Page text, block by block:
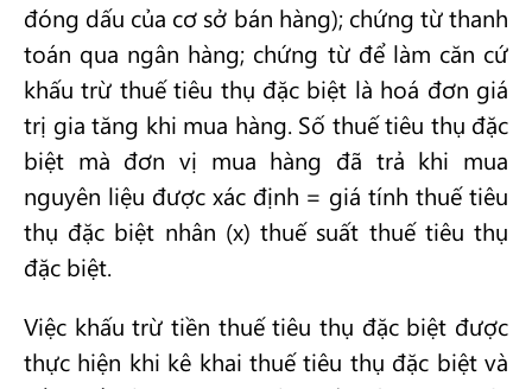
đóng dấu của cơ sở bán hàng); chứng từ thanh
toán qua ngân hàng; chứng từ để làm căn cứ
khấu trừ thuế tiêu thụ đặc biệt là hoá đơn giá
trị gia tăng khi mua hàng. Số thuế tiêu thụ đặc
biệt mà đơn vị mua hàng đã trả khi mua
nguyên liệu được xác định = giá tính thuế tiêu
thụ đặc biệt nhân (x) thuế suất thuế tiêu thụ
đặc biệt.
Việc khấu trừ tiền thuế tiêu thụ đặc biệt được
thực hiện khi kê khai thuế tiêu thụ đặc biệt và